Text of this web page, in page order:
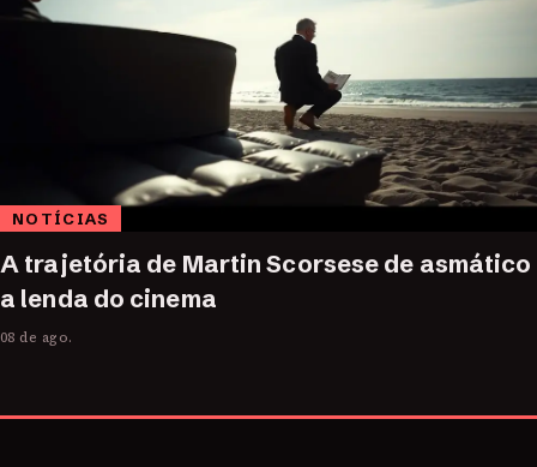
NOTÍCIAS
A trajetória de Martin Scorsese de asmático
a lenda do cinema
08 de ago.